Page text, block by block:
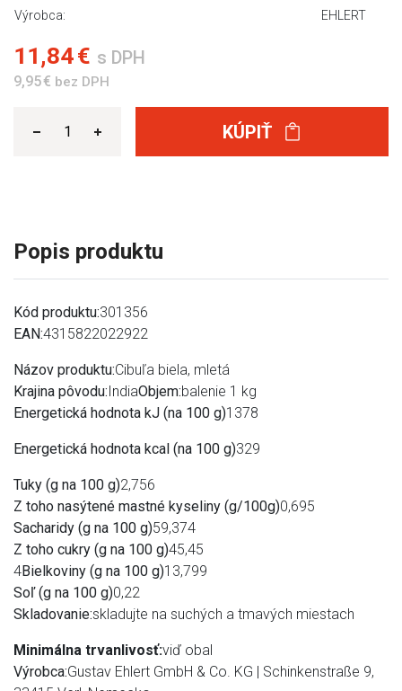
Výrobca:
EHLERT
11,84 € s DPH
9,95 € bez DPH
KÚPIŤ
Popis produktu
Kód produktu:301356
EAN:4315822022922
Názov produktu:Cibuľa biela, mletá
Krajina pôvodu:IndiaObjem:balenie 1 kg
Energetická hodnota kJ (na 100 g)1378
Energetická hodnota kcal (na 100 g)329
Tuky (g na 100 g)2,756
Z toho nasýtené mastné kyseliny (g/100g)0,695
Sacharidy (g na 100 g)59,374
Z toho cukry (g na 100 g)45,45
4Bielkoviny (g na 100 g)13,799
Soľ (g na 100 g)0,22
Skladovanie:skladujte na suchých a tmavých miestach
Minimálna trvanlivosť:viď obal
Výrobca:Gustav Ehlert GmbH & Co. KG | Schinkenstraße 9,